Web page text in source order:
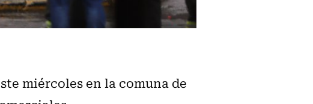
miércoles en la comuna de